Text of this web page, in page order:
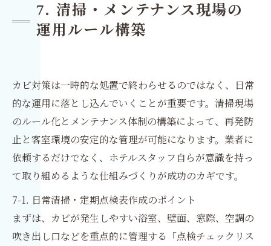
7. 清掃・メンテナンス現場の
運用ルール構築
カビ対策は一時的な処置で終わらせるのではなく、日常
的な運用に落とし込んでいくことが重要です。清掃現場
のルール化とメンテナンス体制の構築によって、再発防
止と客室環境の安定的な管理が可能になります。業者に
依頼するだけでなく、ホテルスタッフ自らが意識を持っ
て取り組めるような仕組みづくりが成功のカギです。
7-1. 日常清掃・定期点検表作成のポイント
まずは、カビが発生しやすい浴室、壁面、窓際、空調の
吹き出し口などを重点的に管理する「点検チェックリス